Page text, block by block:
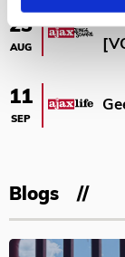
23
AUG
11
SEP
Blogs